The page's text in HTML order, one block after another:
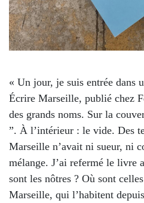
« Un jour, je suis entrée dans
Écrire Marseille, publié chez
des grands noms. Sur la
”. À l’intérieur : le vide. Des
Marseille n’avait ni sueur, ni
mélange. J’ai refermé le livre
sont les nôtres ? Où sont
Marseille, qui l’habitent